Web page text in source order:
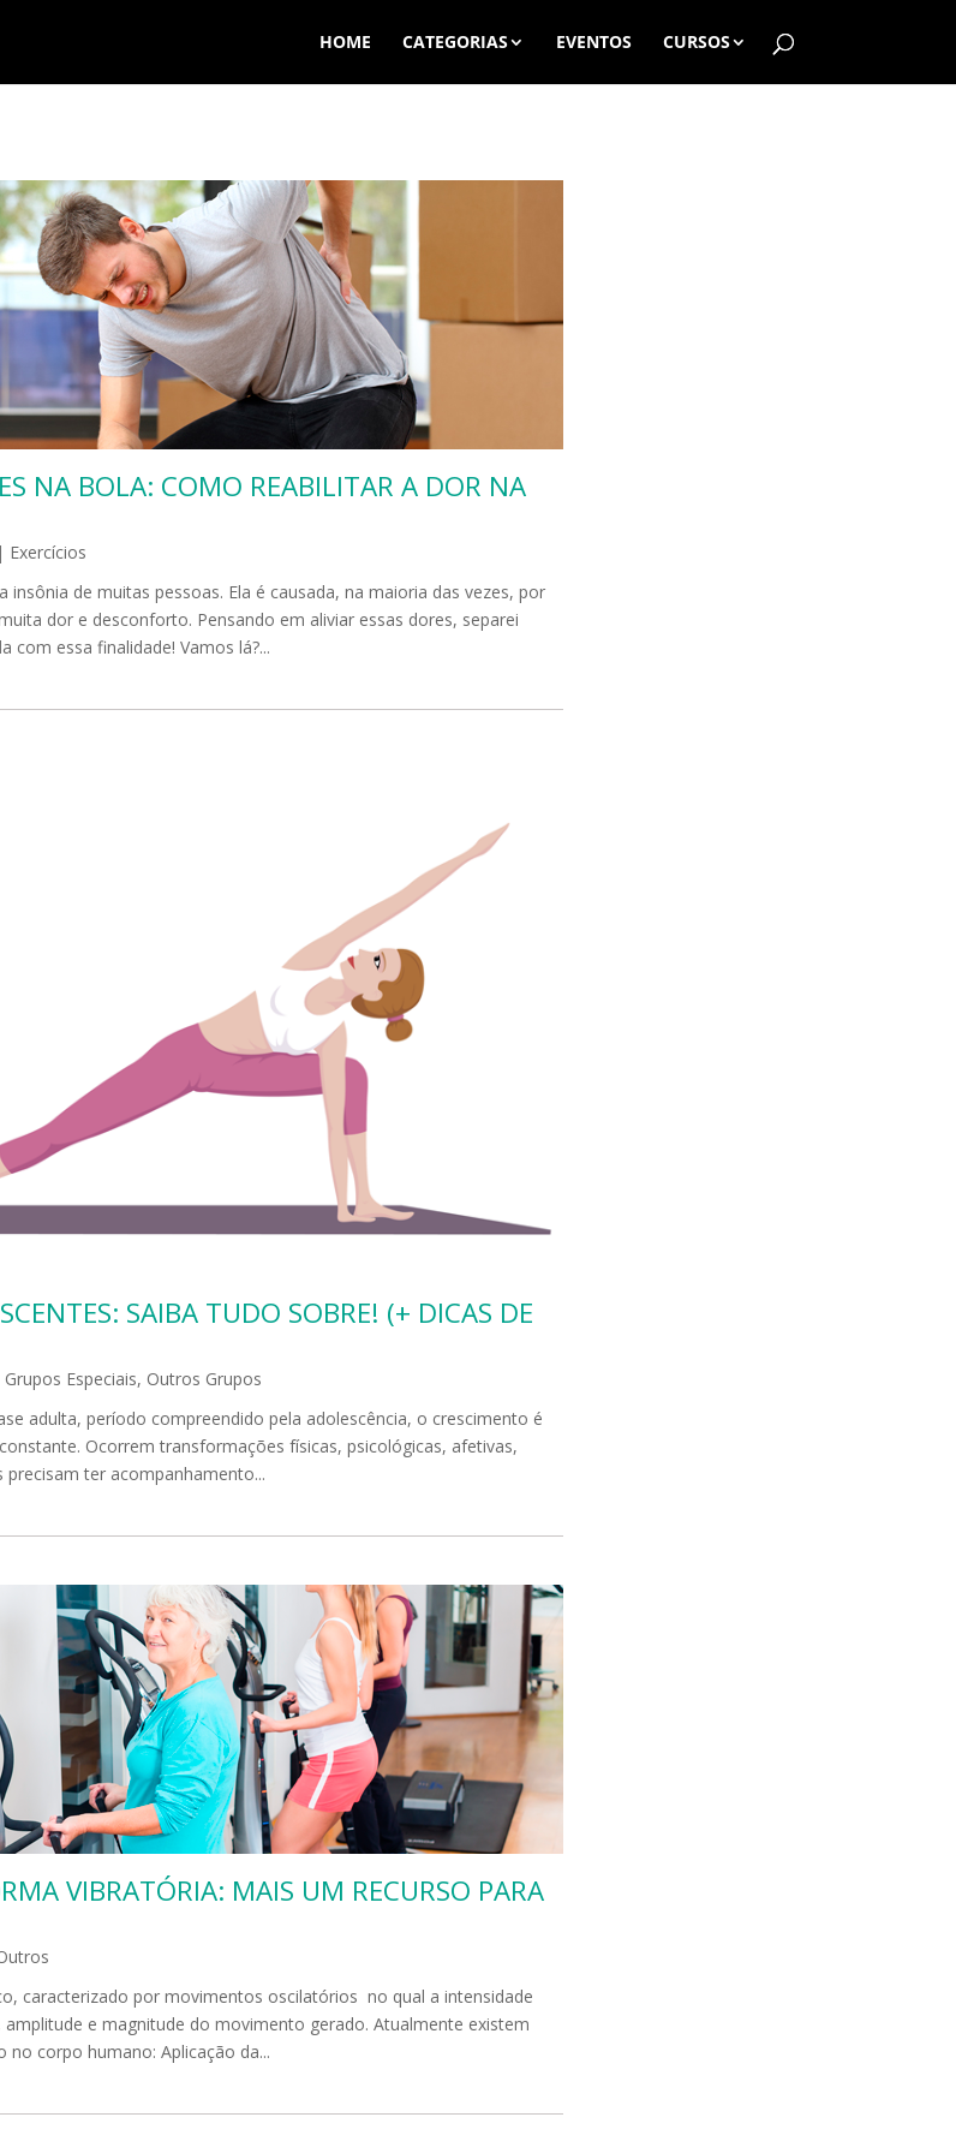
HOME CATEGORIAS EVENTOS CURSOS
NA BOLA: COMO REABILITAR A DOR NA
| Exercícios
insônia de muitas pessoas. Ela é causada, na maioria das vezes, por
dor e desconforto. Pensando em aliviar essas dores, separei
com essa finalidade! Vamos lá?...
SAIBA TUDO SOBRE! (+ DICAS DE
Grupos Especiais, Outros Grupos
adulta, período compreendido pela adolescência, o crescimento é
Ocorrem transformações físicas, psicológicas, afetivas,
ter acompanhamento...
VIBRATÓRIA: MAIS UM RECURSO PARA
caracterizado por movimentos oscilatórios no qual a intensidade
e magnitude do movimento gerado. Atualmente existem
no corpo humano: Aplicação da...